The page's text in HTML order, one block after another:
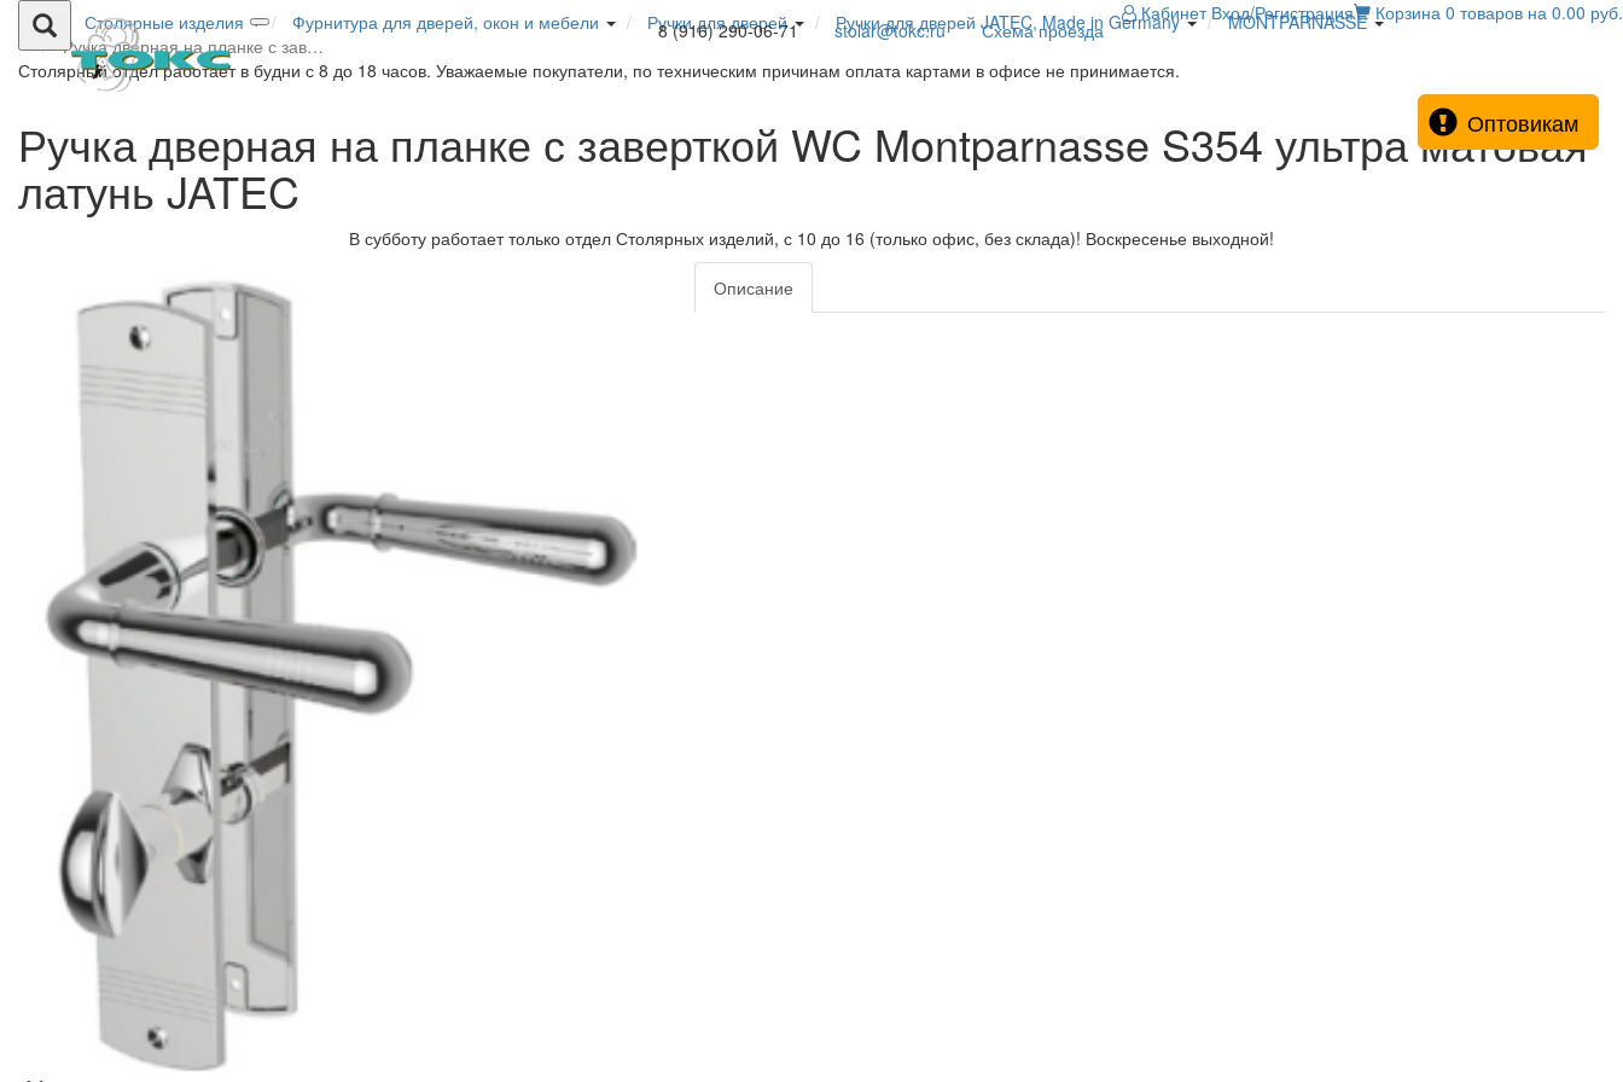
8 (916) 290-06-71 stolar@tokc.ru Схема проезда
Кабинет Вход/Регистрация Корзина 0 товаров на 0.00 руб.
Столярные изделия Фурнитура для дверей, окон и мебели Ручки для дверей Ручки для дверей JATEC, Made in Germany
MONTPARNASSE
Ручка дверная на планке с зав…
Столярный отдел работает в будни с 8 до 18 часов. Уважаемые покупатели, по техническим причинам оплата картами в офисе не принимается.
Оптовикам
Ручка дверная на планке с заверткой WC Montparnasse S354 ультра матовая
латунь JATEC
В субботу работает только отдел Столярных изделий, с 10 до 16 (только офис, без склада)! Воскресенье выходной!
Описание